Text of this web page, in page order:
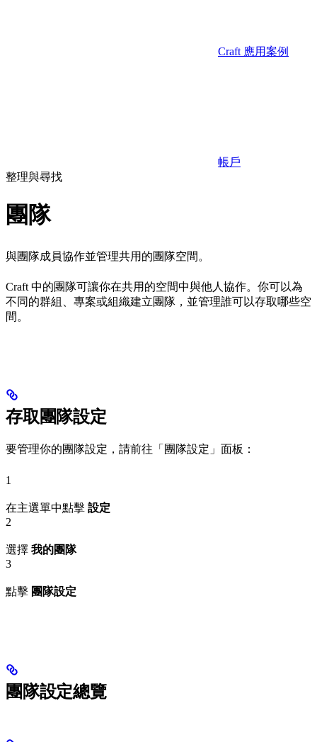
Craft 應用案例
帳戶
整理與尋找
團隊
與團隊成員協作並管理共用的團隊空間。
Craft 中的團隊可讓你在共用的空間中與他人協作。你可以為
不同的群組、專案或組織建立團隊，並管理誰可以存取哪些空
間。
存取團隊設定
要管理你的團隊設定，請前往「團隊設定」面板：
1
在主選單中點擊 設定
2
選擇 我的團隊
3
點擊 團隊設定
團隊設定總覽